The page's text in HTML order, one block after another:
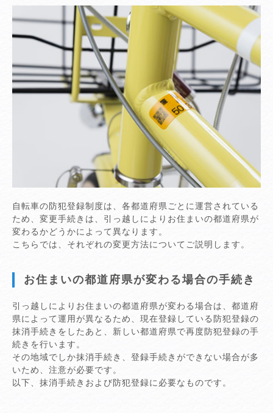
自転車の防犯登録制度は、各都道府県ごとに運営されている
ため、変更手続きは、引っ越しによりお住まいの都道府県が
変わるかどうかによって異なります。
こちらでは、それぞれの変更方法についてご説明します。
お住まいの都道府県が変わる場合の手続き
引っ越しによりお住まいの都道府県が変わる場合は、都道府
県によって運用が異なるため、現在登録している防犯登録の
抹消手続きをしたあと、新しい都道府県で再度防犯登録の手
続きを行います。
その地域でしか抹消手続き、登録手続きができない場合が多
いため、注意が必要です。
以下、抹消手続きおよび防犯登録に必要なものです。